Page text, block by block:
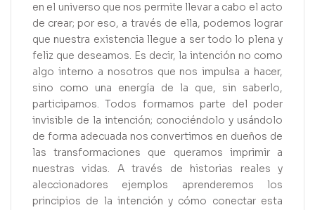
en el universo que nos permite llevar a cabo el acto
de crear; por eso, a través de ella, podemos lograr
que nuestra existencia llegue a ser todo lo plena y
feliz que deseamos. Es decir, la intención no como
algo interno a nosotros que nos impulsa a hacer,
sino como una energía de la que, sin saberlo,
participamos. Todos formamos parte del poder
invisible de la intención; conociéndolo y usándolo
de forma adecuada nos convertimos en dueños de
las transformaciones que queramos imprimir a
nuestras vidas. A través de historias reales y
aleccionadores ejemplos aprenderemos los
principios de la intención y cómo conectar esta